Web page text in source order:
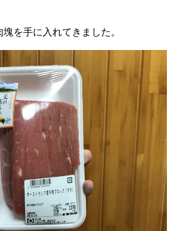
を手に入れてきました。